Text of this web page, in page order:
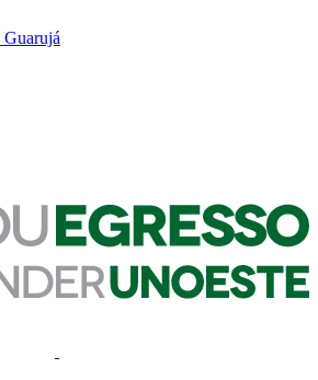
Guarujá